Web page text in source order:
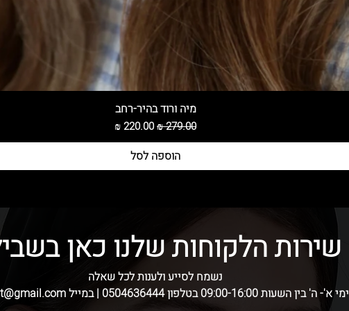
מיה ורוד בהיר-רחב
מחיר רגילמחיר מבצע
הוספה לסל
שירות הלקוחות שלנו כאן
נשמח לסייע ולענות לכל שאלה
ימי א'- ה' בין השעות 09:00-16:00 בטלפון 0504636444 | במייל skshatot@gmail.com